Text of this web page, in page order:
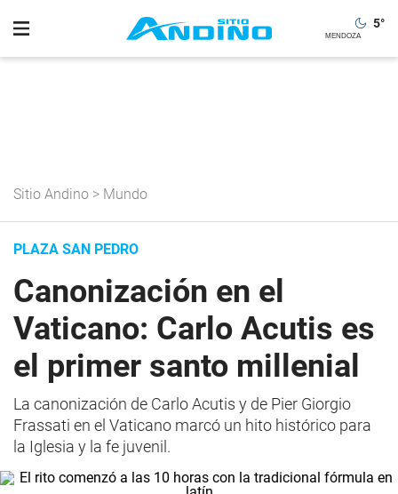
5°
Sitio Andino > Mundo
PLAZA SAN PEDRO
Canonización en el
Vaticano: Carlo Acutis es
el primer santo millenial
La canonización de Carlo Acutis y de Pier Giorgio
Frassati en el Vaticano marcó un hito histórico para
la Iglesia y la fe juvenil.